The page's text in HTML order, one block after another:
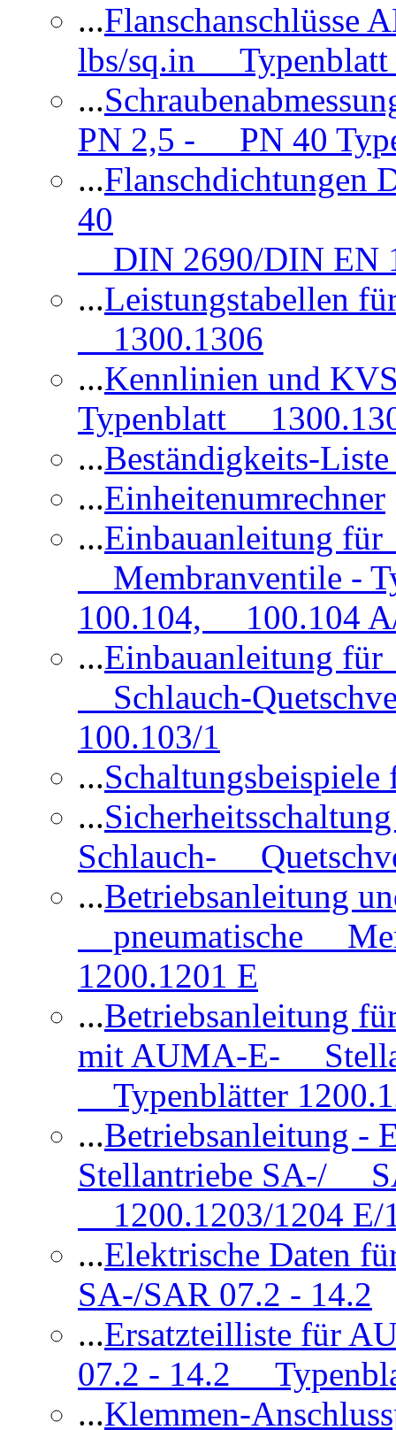
...
lbs/sq.in Typenblatt
...
PN 2,5 - PN 40
...
40
DIN 2690/DIN EN
...Leistungstabellen
1300.1306
...Kennlinien und
Typenblatt
...Beständigkeits-
...Einheitenumrechner
...Einbauanleitung
Membranventile -
100.104, 100.104
...Einbauanleitung
Schlauch-
100.103/1
...
...
Schlauch-
...Betriebsanleitung
pneumatische
1200.1201 E
...Betriebsanleitung
mit AUMA-E-
Typenblätter
...Betriebsanleitung
Stellantriebe SA-/
1200.1203/1204 E/
...Elektrische Daten
SA-/SAR 07.2 - 14.2
...Ersatzteilliste für
07.2 - 14.2
...Klemmen-